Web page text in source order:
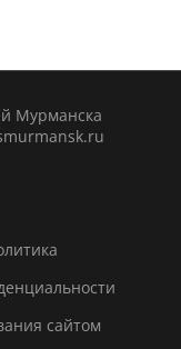
Мурманска
сайтом